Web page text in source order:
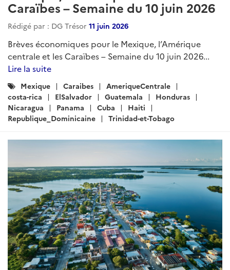
Caraïbes – Semaine du 10 juin 2026
Rédigé par : DG Trésor 11 juin 2026
Brèves économiques pour le Mexique, l’Amérique
centrale et les Caraïbes – Semaine du 10 juin 2026...
Lire la suite
Catégories
:
Mexique Caraibes
AmeriqueCentrale
costa-rica
ElSalvador Guatemala
Honduras
Nicaragua
Panama Cuba
Haiti
Republique_Dominicaine
Trinidad-et-Tobago